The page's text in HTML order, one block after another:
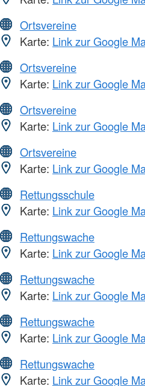
Ortsvereine
Karte: Link zur Google
Ortsvereine
Karte: Link zur Google
Ortsvereine
Karte: Link zur Google
Ortsvereine
Karte: Link zur Google
Rettungsschule
Karte: Link zur Google
Rettungswache
Karte: Link zur Google
Rettungswache
Karte: Link zur Google
Rettungswache
Karte: Link zur Google
Rettungswache
Karte: Link zur Google